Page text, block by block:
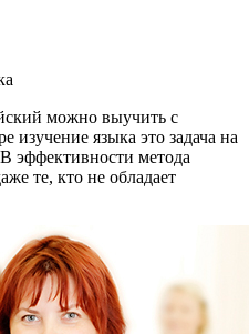
можно выучить с
языка это задача на
эффективности метода
те, кто не обладает